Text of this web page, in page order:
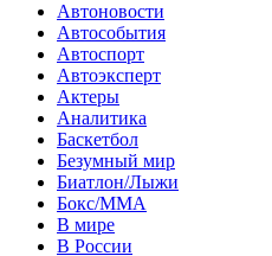
Автоновости
Автособытия
Автоспорт
Автоэксперт
Актеры
Аналитика
Баскетбол
Безумный мир
Биатлон/Лыжи
Бокс/MMA
В мире
В России